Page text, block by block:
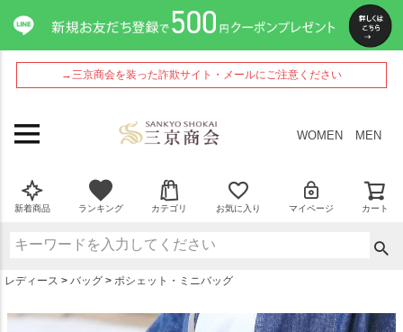
→三京商会を装った詐欺サイト・メールにご注意ください
WOMEN MEN
新着商品 ランキング カテゴリ お気に入り マイページ カート
レディース バッグ ポシェット・ミニバッグ
ペー
ジト
ップ
へ